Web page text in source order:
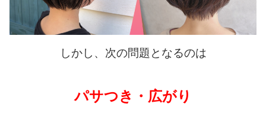
しかし、次の問題となるのは
パサつき・広がり